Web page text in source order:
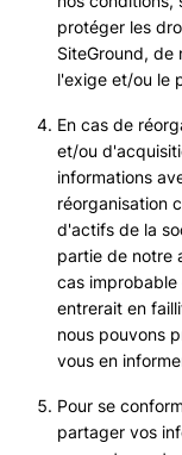
protéger les
SiteGround, de
l'exige et/ou le
En cas de
et/ou
informations
réorganisation
d'actifs de la
partie de notre
cas improbable
entrerait en
nous pouvons
vous en
Pour se
partager vos